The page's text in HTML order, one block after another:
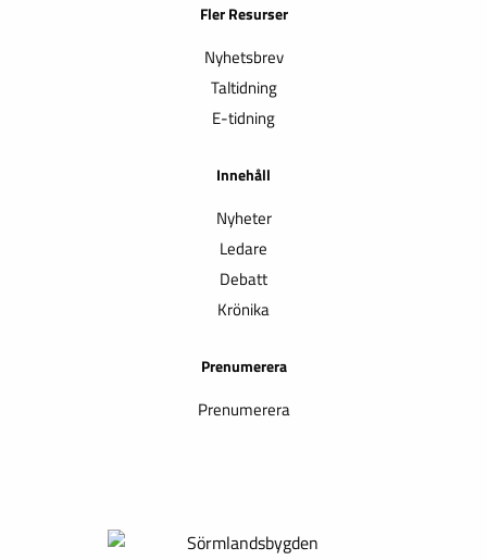
Fler Resurser
Nyhetsbrev
Taltidning
E-tidning
Innehåll
Nyheter
Ledare
Debatt
Krönika
Prenumerera
Prenumerera